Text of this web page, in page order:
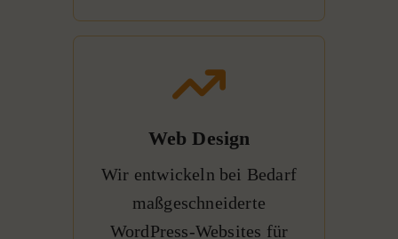
Web Design
Wir entwickeln bei Bedarf
maßgeschneiderte
WordPress-Websites für